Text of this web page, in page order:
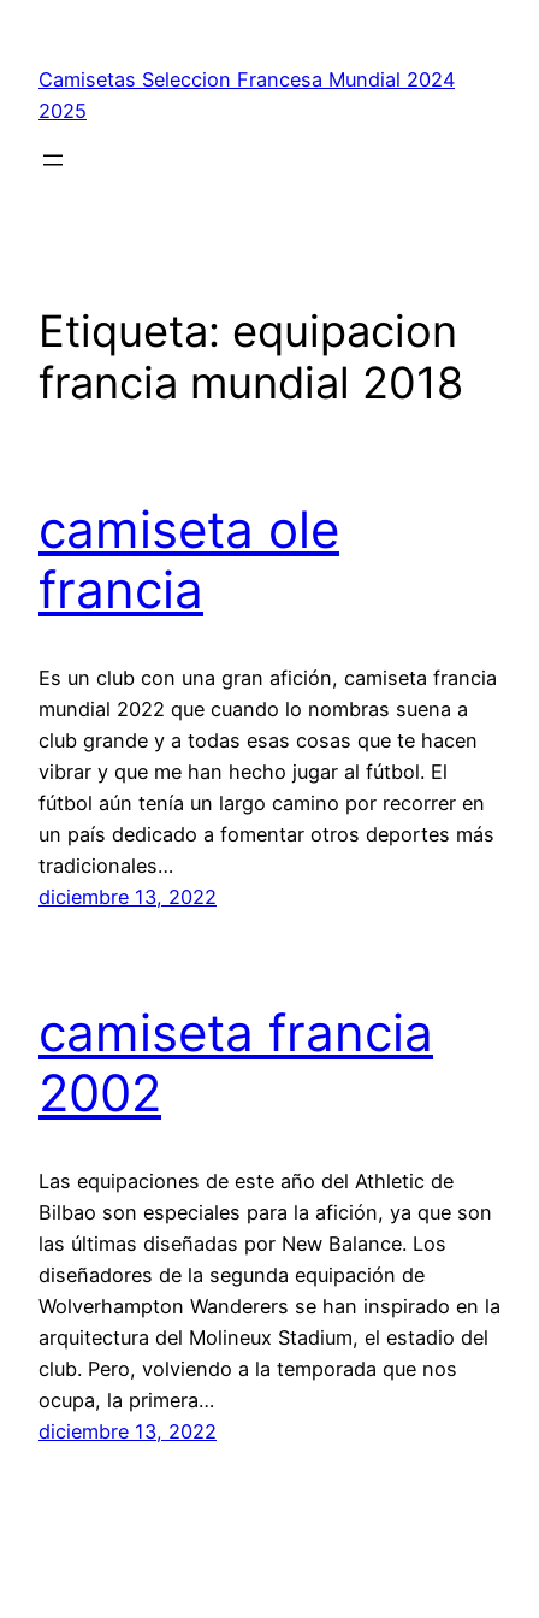
contenido
Camisetas Seleccion Francesa Mundial 2024
2025
Etiqueta: equipacion
francia mundial 2018
camiseta ole
francia
Es un club con una gran afición, camiseta francia
mundial 2022 que cuando lo nombras suena a
club grande y a todas esas cosas que te hacen
vibrar y que me han hecho jugar al fútbol. El
fútbol aún tenía un largo camino por recorrer en
un país dedicado a fomentar otros deportes más
tradicionales…
diciembre 13, 2022
camiseta francia
2002
Las equipaciones de este año del Athletic de
Bilbao son especiales para la afición, ya que son
las últimas diseñadas por New Balance. Los
diseñadores de la segunda equipación de
Wolverhampton Wanderers se han inspirado en la
arquitectura del Molineux Stadium, el estadio del
club. Pero, volviendo a la temporada que nos
ocupa, la primera…
diciembre 13, 2022